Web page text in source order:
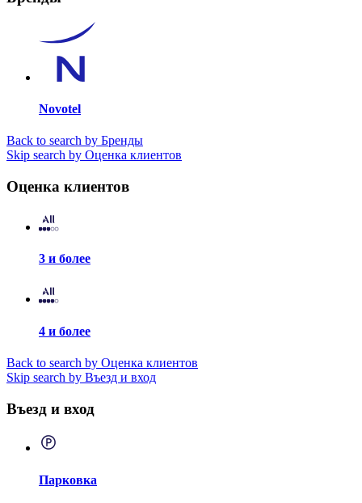
Novotel
Back to search by Бренды
Skip search by Оценка клиентов
Оценка клиентов
3 и более
4 и более
Back to search by Оценка клиентов
Skip search by Въезд и вход
Въезд и вход
Парковка